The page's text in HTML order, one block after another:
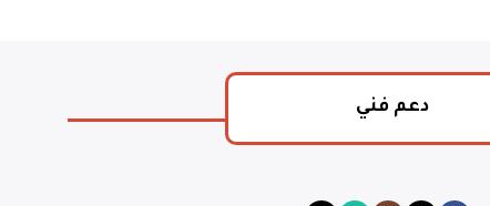
دعم فني